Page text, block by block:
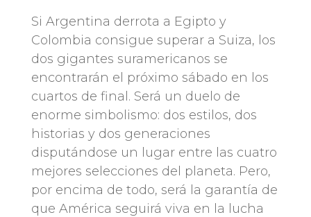
Si Argentina derrota a Egipto y
Colombia consigue superar a Suiza, los
dos gigantes suramericanos se
encontrarán el próximo sábado en los
cuartos de final. Será un duelo de
enorme simbolismo: dos estilos, dos
historias y dos generaciones
disputándose un lugar entre las cuatro
mejores selecciones del planeta. Pero,
por encima de todo, será la garantía de
que América seguirá viva en la lucha